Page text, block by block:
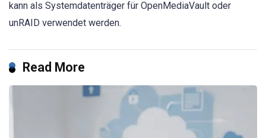
kann als Systemdatenträger für OpenMediaVault oder
unRAID verwendet werden.
Read More